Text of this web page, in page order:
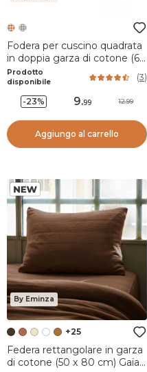
Fodera per cuscino quadrata
in doppia garza di cotone (60
x 60 cm) Gaïa vichy
Terracotta
Prodotto
disponibile
(3)
-23% 9.99 12.99
Aggiungo al carrello
By Eminza
+25
Federa rettangolare in garza
di cotone (50 x 80 cm) Gaïa